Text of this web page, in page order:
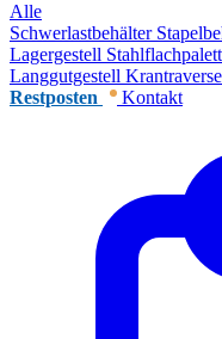
Alle
Schwerlastbehälter
Lagergestell
Langgutgestell Krantraverse
Restposten
Kontakt